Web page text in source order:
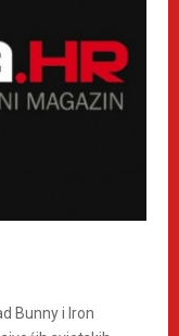
Bunny i Iron